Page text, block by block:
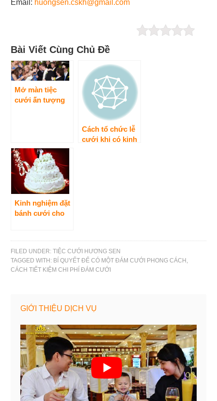
Email: huongsen.cskh@gmail.com
Bài Viết Cùng Chủ Đề
Mở màn tiệc
cưới ấn tượng
Cách tổ chức lễ
cưới khi có kinh
Kinh nghiệm đặt
bánh cưới cho
thành hôn
FILED UNDER:TIỆC CƯỚI HƯƠNG SEN
TAGGED WITH: BÍ QUYẾT ĐỂ CÓ MỘT ĐÁM CƯỚI PHONG CÁCH ,
CÁCH TIẾT KIỆM CHI PHÍ ĐÁM CƯỚI
GIỚI THIỆU DỊCH VỤ